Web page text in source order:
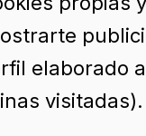
elaborado
visitadas).